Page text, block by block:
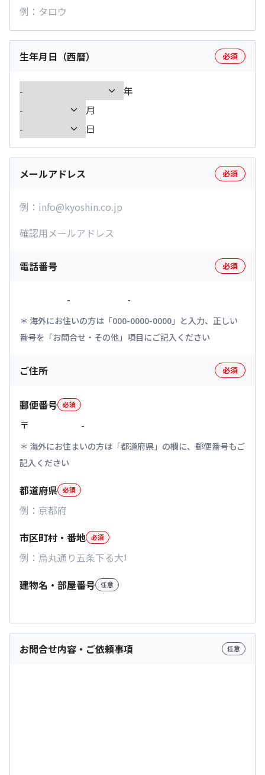
生年月日（西暦） 必須
年
月
日
メールアドレス 必須
電話番号 必須
- -
海外にお住いの方は「000-0000-0000」と入力、正しい
番号を「お問合せ・その他」項目にご記入ください
ご住所 必須
郵便番号 必須
〒 -
海外にお住まいの方は「都道府県」の欄に、郵便番号もご
記入ください
都道府県 必須
市区町村・番地 必須
建物名・部屋番号 任意
お問合せ内容・ご依頼事項 任意